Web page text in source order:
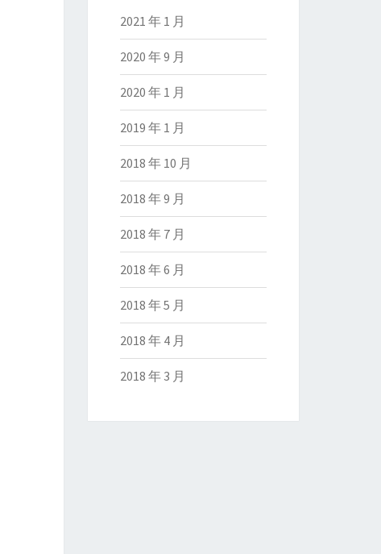
2021 年 1 月
2020 年 9 月
2020 年 1 月
2019 年 1 月
2018 年 10 月
2018 年 9 月
2018 年 7 月
2018 年 6 月
2018 年 5 月
2018 年 4 月
2018 年 3 月